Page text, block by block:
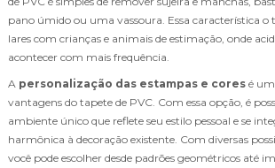
pano úmido ou uma vassoura. Essa característica
lares com crianças e animais de estimação, onde
acontecer com mais frequência.
A personalização das estampas e cores é
vantagens do tapete de PVC. Com essa opção, é
ambiente único que reflete seu estilo pessoal e se
harmônica à decoração existente. Com diversas
você pode escolher desde padrões geométricos até